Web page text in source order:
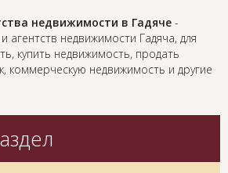
недвижимости в Гадяче -
недвижимости Гадяча, для
купить недвижимость, продать
коммерческую недвижимость и другие